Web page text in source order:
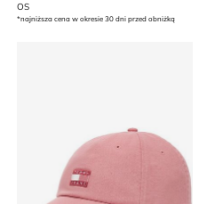
OS
*najniższa cena w okresie 30 dni przed obniżką